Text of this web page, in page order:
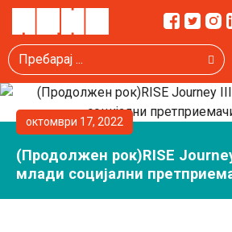
октомври 17, 2022
(Продолжен рок)RISE
млади социјални